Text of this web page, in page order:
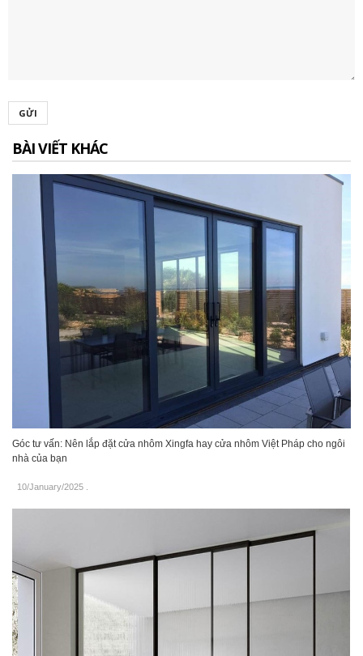
GỬI
BÀI VIẾT KHÁC
Góc tư vấn: Nên lắp đặt cửa nhôm Xingfa hay cửa nhôm Việt Pháp cho ngôi
nhà của bạn
10/January/2025